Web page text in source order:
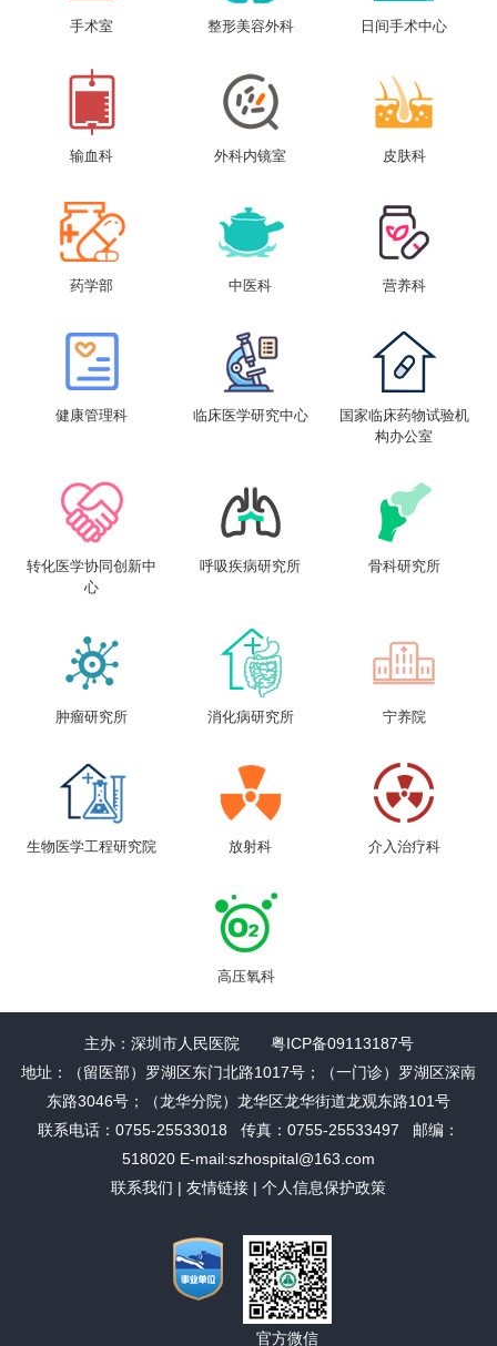
手术室 整形美容外科 日间手术中心
输血科 外科内镜室 皮肤科
药学部 中医科 营养科
健康管理科 临床医学研究中心
国家临床药物试验机
构办公室
转化医学协同创新中
心
呼吸疾病研究所 骨科研究所
肿瘤研究所 消化病研究所 宁养院
生物医学工程研究院 放射科 介入治疗科
高压氧科
主办：深圳市人民医院 粤ICP备09113187号
地址：（留医部）罗湖区东门北路1017号；（一门诊）罗湖区深南
东路3046号；（龙华分院）龙华区龙华街道龙观东路101号
联系电话：0755-25533018 传真：0755-25533497 邮编：
518020 E-mail:szhospital@163.com
联系我们 | 友情链接 | 个人信息保护政策
官方微信